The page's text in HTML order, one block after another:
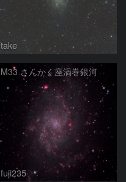
take
M33 さんかく座渦巻銀河
fuji235